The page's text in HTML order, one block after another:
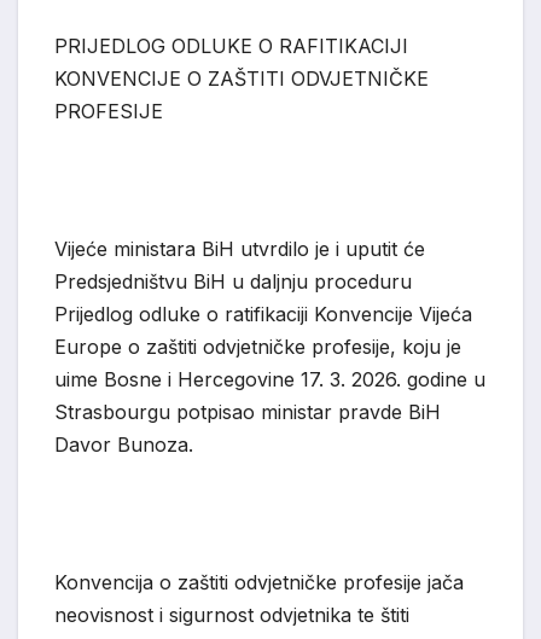
PRIJEDLOG ODLUKE O RAFITIKACIJI
KONVENCIJE O ZAŠTITI ODVJETNIČKE
PROFESIJE
Vijeće ministara BiH utvrdilo je i uputit će
Predsjedništvu BiH u daljnju proceduru
Prijedlog odluke o ratifikaciji Konvencije Vijeća
Europe o zaštiti odvjetničke profesije, koju je
uime Bosne i Hercegovine 17. 3. 2026. godine u
Strasbourgu potpisao ministar pravde BiH
Davor Bunoza.
Konvencija o zaštiti odvjetničke profesije jača
neovisnost i sigurnost odvjetnika te štiti